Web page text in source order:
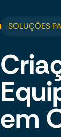
SOLUÇÕES
em